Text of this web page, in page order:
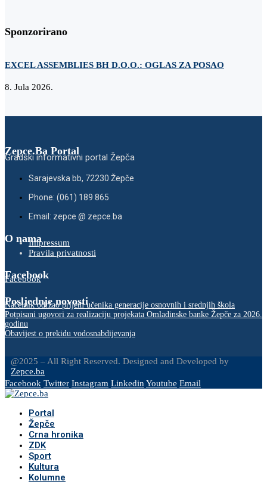
Sponzorirano
EXCEL ASSEMBLIES BH D.O.O.: OGLAS ZA POSAO
8. Jula 2026.
Zepce.Ba Portal
Gradski informativni portal Žepča
Sarajevska bb, 72230 Žepče
Phone: (061) 189 865
Email: zepce @ zepce.ba
O namaImpressum
Pravila privatnosti
Facebook
Facebook
Posljednje novosti
Načelnik održao prijem učenika generacije osnovnih i srednjih škola
Potpisani ugovori za realizaciju projekata Omladinske banke Žepče za 2026.
godinu
Obavijest o prekidu vodosnabdijevanja
@2025 – All Right Reserved. Designed and Developed by
Zepce.ba
Facebook Twitter Instagram LinkedinYoutube Email
Portal
Žepče
Crna hronika
ZDK
Sport
Kultura
Kolumne